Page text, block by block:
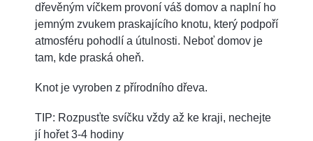
dřevěným víčkem provoní váš domov a naplní ho
jemným zvukem praskajícího knotu, který podpoří
atmosféru pohodlí a útulnosti. Neboť domov je
tam, kde praská oheň.
Knot je vyroben z přírodního dřeva.
TIP: Rozpusťte svíčku vždy až ke kraji, nechejte
jí hořet 3-4 hodiny